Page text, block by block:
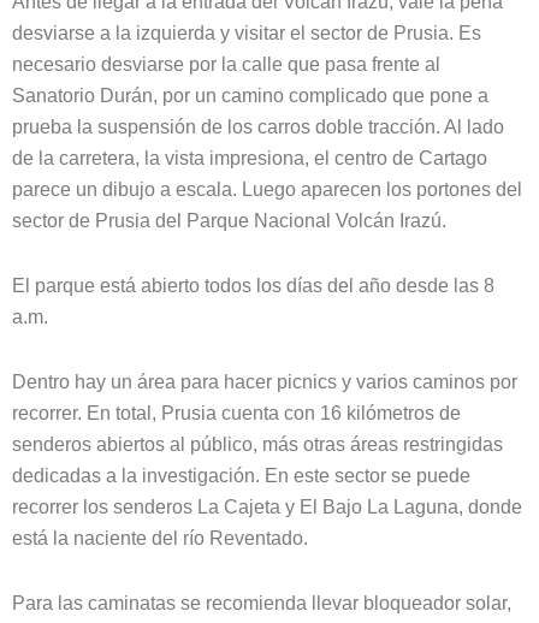
desviarse a la izquierda y visitar el sector de Prusia. Es
necesario desviarse por la calle que pasa frente al
Sanatorio Durán, por un camino complicado que pone a
prueba la suspensión de los carros doble tracción. Al lado
de la carretera, la vista impresiona, el centro de Cartago
parece un dibujo a escala. Luego aparecen los portones del
sector de Prusia del Parque Nacional Volcán Irazú.
El parque está abierto todos los días del año desde las 8
a.m.
Dentro hay un área para hacer picnics y varios caminos por
recorrer. En total, Prusia cuenta con 16 kilómetros de
senderos abiertos al público, más otras áreas restringidas
dedicadas a la investigación. En este sector se puede
recorrer los senderos La Cajeta y El Bajo La Laguna, donde
está la naciente del río Reventado.
Para las caminatas se recomienda llevar bloqueador solar,